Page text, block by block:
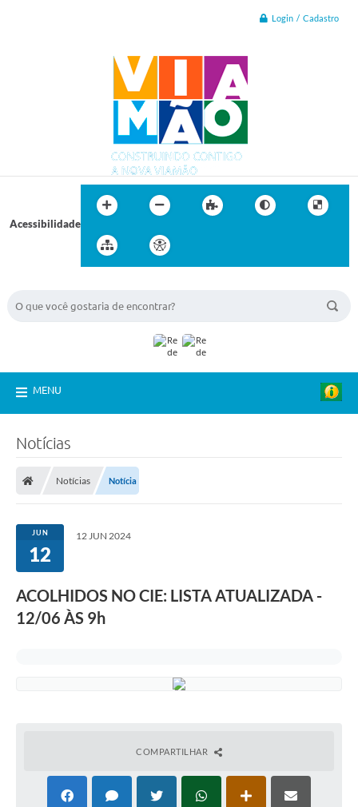
Login / Cadastro
Acessibilidade
MENU
Notícias
Notícias Notícia
JUN
12
12 JUN 2024
ACOLHIDOS NO CIE: LISTA ATUALIZADA -
12/06 ÀS 9h
COMPARTILHAR